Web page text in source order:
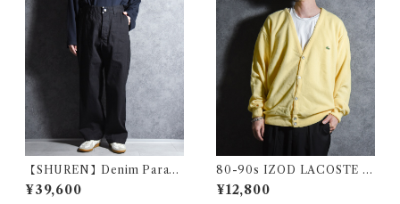
【SHUREN】Denim Parade
Pants Black シュレン デニム
パレード パンツ ブラック 261
¥39,600
80-90s IZOD LACOSTE V
Cardigan Vintage Knit アイ
ゾッド ラコステ カーディガン
¥12,800